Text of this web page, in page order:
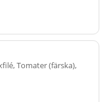
Tomater (färska),